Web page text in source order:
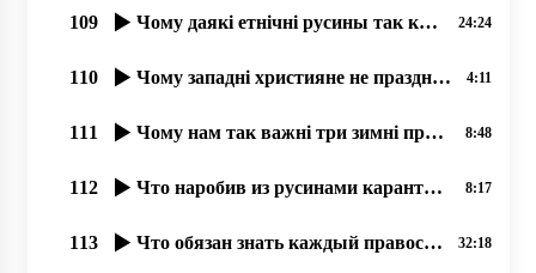
109 Чому даякі етнічні русины так коварно доказують, што їх не є؟ 24:24
110 Чому западні християне не празднують Торжество Православия؟ 4:11
111 Чому нам так важні три зимні праздникы؟ 8:48
112 Что наробив из русинами карантин؟, 18.06.2020, прот Димитрий Сидор 8:17
113 Что обязан знать каждый православный о грехе Фанара и о преступлениях чиновников.Андрей Видишенко 32:18